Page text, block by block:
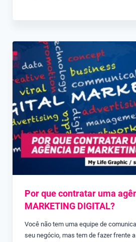
Por que contratar uma
MARKETING DIGITAL?
Você não tem uma equipe de
seu negócio, mas tem de fazer frente